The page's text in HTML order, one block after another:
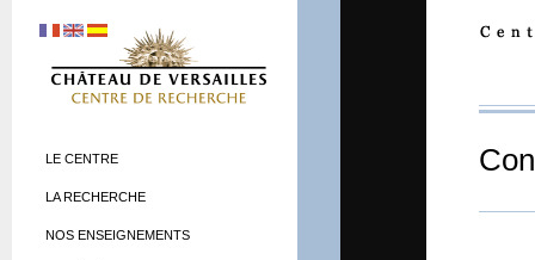
LE CENTRE
LA RECHERCHE
NOS ENSEIGNEMENTS